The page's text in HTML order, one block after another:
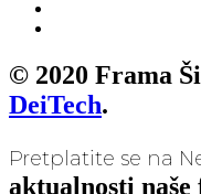
© 2020 Frama
DeiTech.
Pretplatite se na
aktualnosti naše